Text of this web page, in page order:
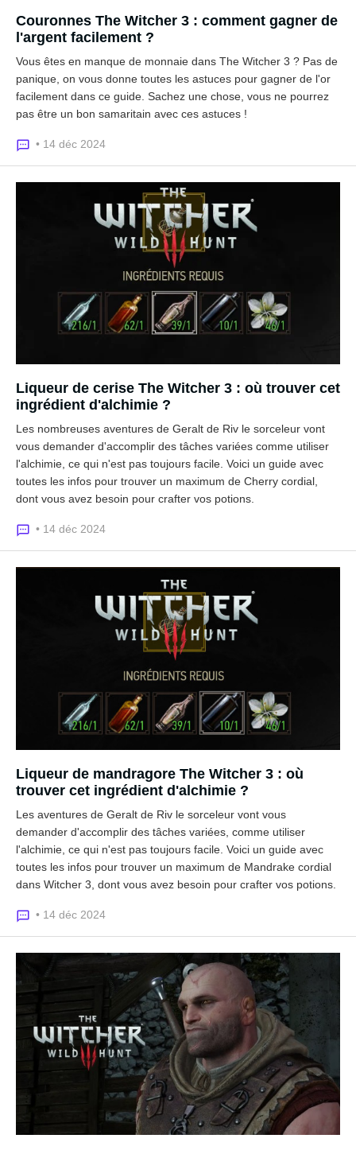
Couronnes The Witcher 3 : comment gagner de
l'argent facilement ?
Vous êtes en manque de monnaie dans The Witcher 3 ? Pas de
panique, on vous donne toutes les astuces pour gagner de l'or
facilement dans ce guide. Sachez une chose, vous ne pourrez
pas être un bon samaritain avec ces astuces !
• 14 déc 2024
Liqueur de cerise The Witcher 3 : où trouver cet
ingrédient d'alchimie ?
Les nombreuses aventures de Geralt de Riv le sorceleur vont
vous demander d'accomplir des tâches variées comme utiliser
l'alchimie, ce qui n'est pas toujours facile. Voici un guide avec
toutes les infos pour trouver un maximum de Cherry cordial,
dont vous avez besoin pour crafter vos potions.
• 14 déc 2024
Liqueur de mandragore The Witcher 3 : où
trouver cet ingrédient d'alchimie ?
Les aventures de Geralt de Riv le sorceleur vont vous
demander d'accomplir des tâches variées, comme utiliser
l'alchimie, ce qui n'est pas toujours facile. Voici un guide avec
toutes les infos pour trouver un maximum de Mandrake cordial
dans Witcher 3, dont vous avez besoin pour crafter vos potions.
• 14 déc 2024